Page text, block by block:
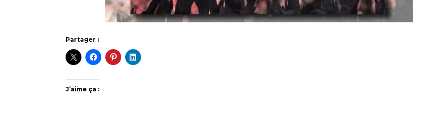
Partager :
J’aime ça :